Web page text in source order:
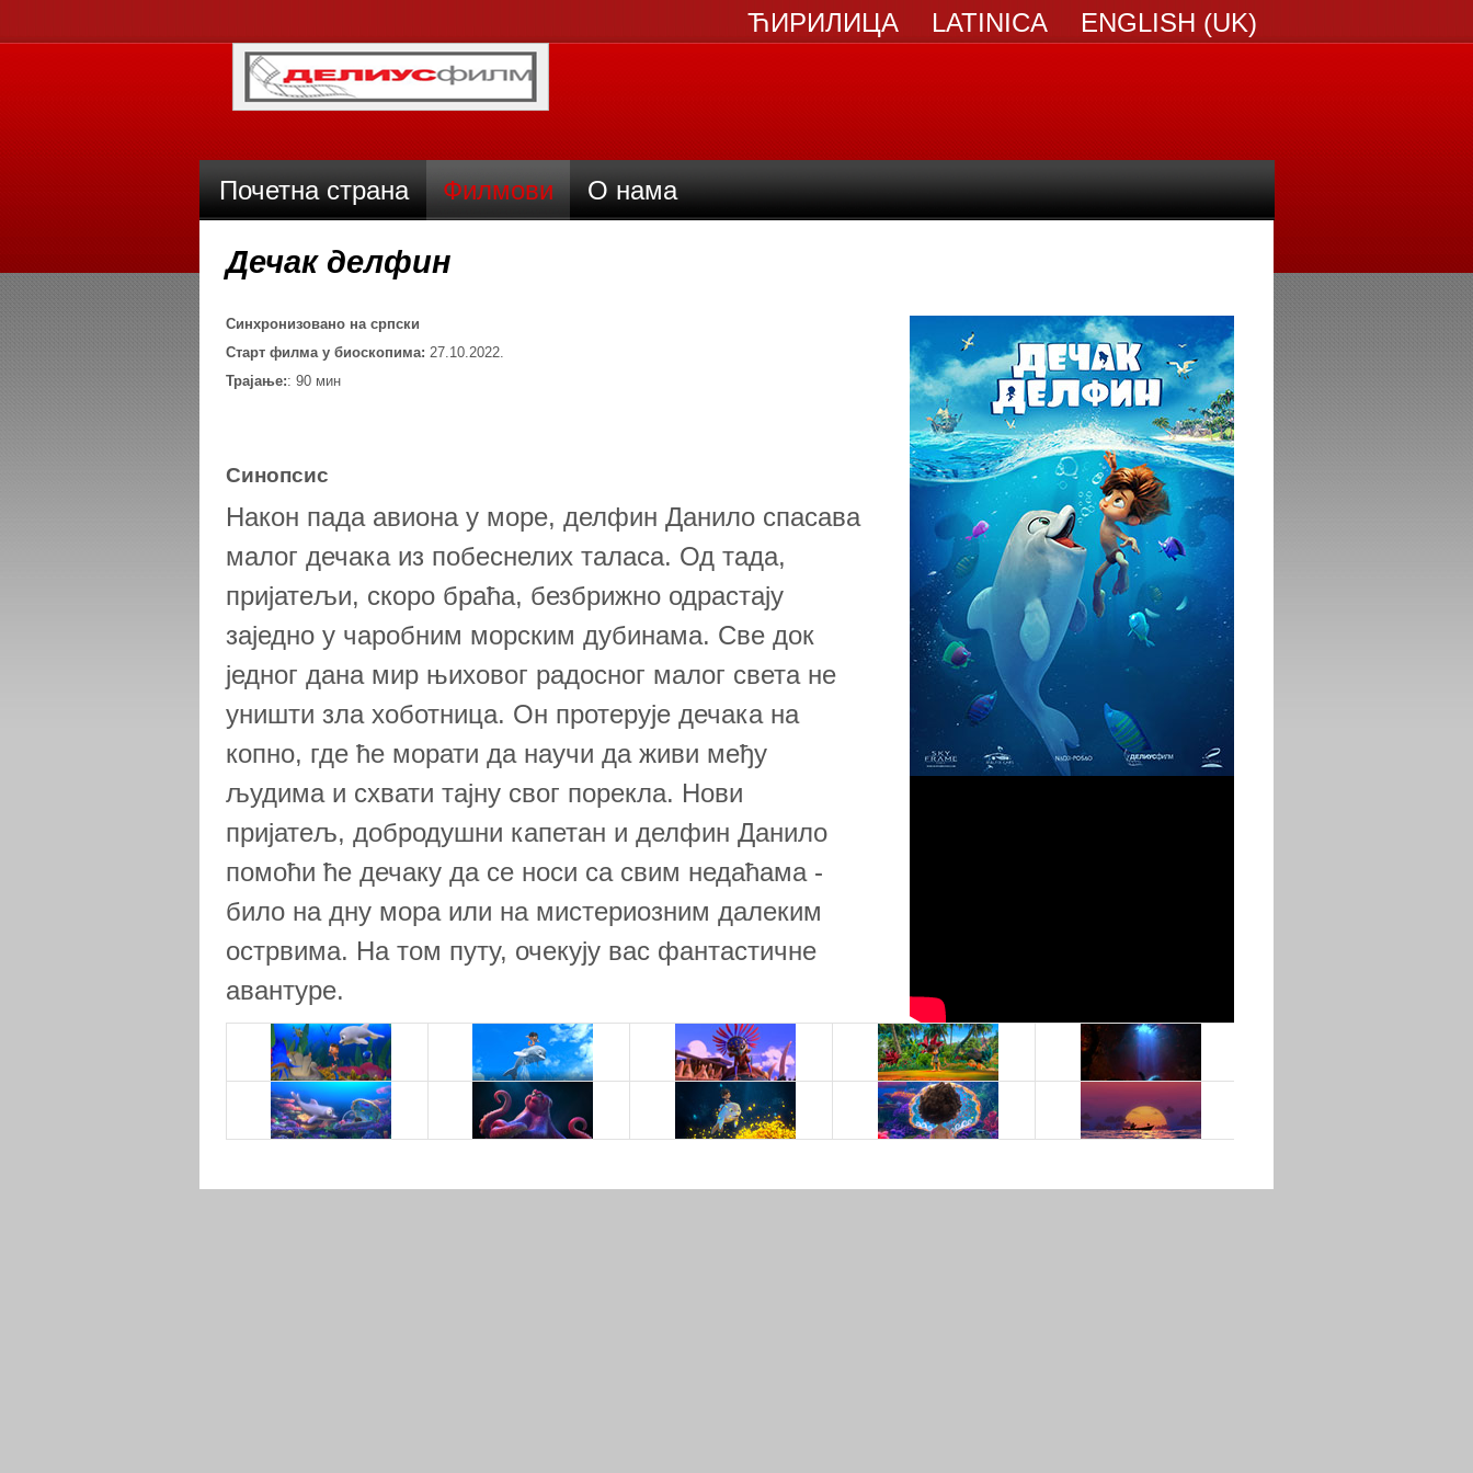
ЋИРИЛИЦА LATINICA ENGLISH (UK)
Почетна страна Филмови О нама
Дечак делфин
Синхронизoвано на српски
Старт филма у биоскопима: 27.10.2022.
Трајање:: 90 мин
Синопсис
Након пада авиона у море, делфин Данило спасава
малог дечака из побеснелих таласа. Од тада,
пријатељи, скоро браћа, безбрижно одрастају
заједно у чаробним морским дубинама. Све док
једног дана мир њиховог радосног малог света не
уништи зла хоботница. Он протерује дечака на
копно, где ће морати да научи да живи међу
људима и схвати тајну свог порекла. Нови
пријатељ, добродушни капетан и делфин Данило
помоћи ће дечаку да се носи са свим недаћама -
било на дну мора или на мистериозним далеким
острвима. На том путу, очекују вас фантастичне
авантуре.